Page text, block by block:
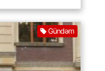
Gündəm